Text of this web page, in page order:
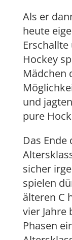
Als er
heute
Hockey
Mädchen
und
pure
Das
sicher
spielen
älteren C
vier Jahre
Phasen